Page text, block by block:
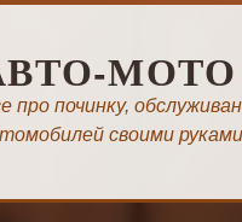
МОТО
про починку,
своими руками